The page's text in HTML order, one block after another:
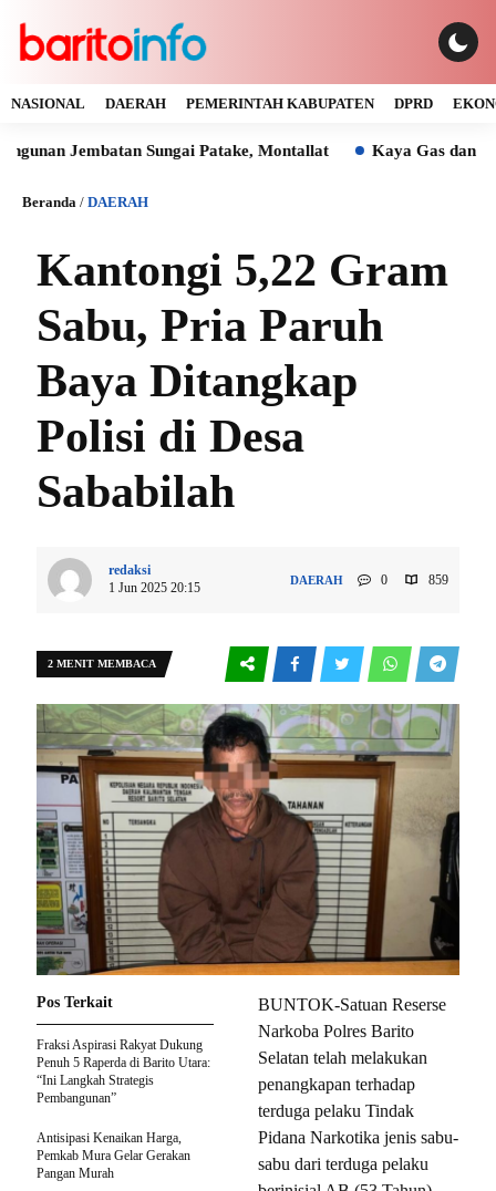
NASIONAL DAERAH PEMERINTAH KABUPATEN DPRD
Sungai Patake, Montallat Kaya Gas dan Batu Bara
Beranda / DAERAH
Kantongi 5,22 Gram
Sabu, Pria Paruh
Baya Ditangkap
Polisi di Desa
Sababilah
redaksi
1 Jun 2025 20:15
DAERAH 0 859
2 MENIT MEMBACA
BUNTOK-Satuan Reserse
Narkoba Polres Barito
Selatan telah melakukan
penangkapan terhadap
terduga pelaku Tindak
Pidana Narkotika jenis sabu-
sabu dari terduga pelaku
Pos Terkait
Fraksi Aspirasi Rakyat Dukung
Penuh 5 Raperda di Barito Utara:
“Ini Langkah Strategis
Pembangunan”
Antisipasi Kenaikan Harga,
Pemkab Mura Gelar Gerakan
Pangan Murah